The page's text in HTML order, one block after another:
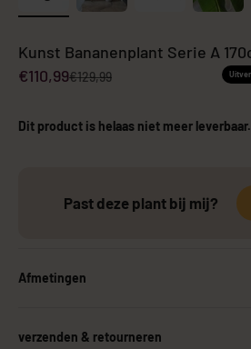
Kunst Bananenplant Serie A
Aanbiedingsprijs
€110,99Normale prijs
€129,99
Dit product is helaas niet meer leverbaar.
Past deze plant bij mij?
Afmetingen
verzenden & retourneren